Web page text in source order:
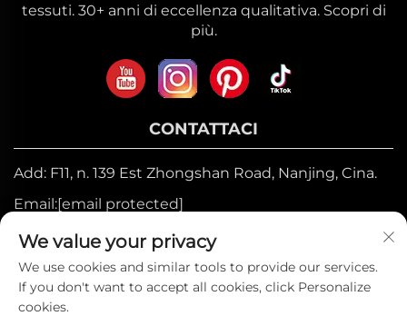
tessuti. 30+ anni di eccellenza qualitativa. Scopri di
più.
CONTATTACI
Add: F11, n. 139 Est Zhongshan Road, Nanjing, Cina.
Email:[email protected]
Mobile:+86-17327710449
Tel:+86-025-84573776
We value your privacy
We use cookies and similar tools to provide our services.
If you don't want to accept all cookies, click Personalize
cookies.